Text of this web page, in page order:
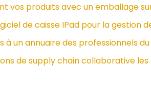
vos produits avec un emballage
de caisse IPad pour la gestion
à un annuaire des professionnels
de supply chain collaborative